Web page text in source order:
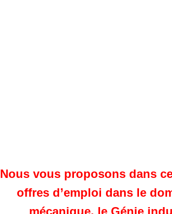
Nous vous proposons dans
offres d’emploi dans le
mécanique, le Génie